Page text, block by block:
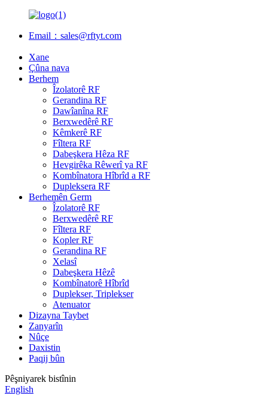
Email：sales@rftyt.com
Xane
Çûna nava
Berhem
Îzolatorê RF
Gerandina RF
Dawîanîna RF
Berxwedêrê RF
Kêmkerê RF
Fîltera RF
Dabeşkera Hêza RF
Hevgirêka Rêwerî ya RF
Kombînatora Hîbrîd a RF
Dupleksera RF
Berhemên Germ
Îzolatorê RF
Berxwedêrê RF
Fîltera RF
Kopler RF
Gerandina RF
Xelasî
Dabeşkera Hêzê
Kombînatorê Hîbrîd
Duplekser, Triplekser
Atenuator
Dizayna Taybet
Zanyarîn
Nûçe
Daxistin
Paqij bûn
Pêşniyarek bistînin
English